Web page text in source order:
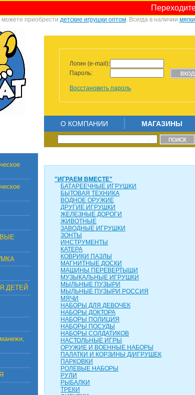
приобрести детские игрушки оптом. Всегда в наличии
Логин (e-mail):
Пароль:
Восстановить пароль
О КОМПАНИИ МАГАЗИНЫ
ДЕТЕЙ
"ИГРАЕМ ВМЕСТЕ"
БАТАРЕЕЧНЫЕ ИГРУШКИ
БЫТОВАЯ ТЕХНИКА
ВОДНОЕ ОРУЖИЕ
ДРУГИЕ ИГРУШКИ
ЖЕЛЕЗНЫЕ ДОРОГИ
ЖИВОТНЫЕ
ЗАВОДНЫЕ ИГРУШКИ
ЗОНТЫ
ИНСТРУМЕНТЫ
КАТЕРА
КОВРИКИ ПАЗЛЫ
МАГНИТНЫЕ ДОСКИ
МАШИНЫ ПЕРЕВЕРТЫШИ
МУЗЫКАЛЬНЫЕ ИГРУШКИ
МЫЛЬНЫЕ ПУЗЫРИ
МЫЛЬНЫЕ ПУЗЫРИ РОССИЯ
МЯЧИ
НАБОРЫ ДЛЯ ДЕВОЧЕК
НАБОРЫ ДОКТОРА
НАБОРЫ ПОЛИЦИЯ
НАБОРЫ ПОСУДЫ
НАБОРЫ СОЛДАТИКОВ
НАСТОЛЬНЫЕ ИГРЫ
ОРУЖИЕ И ВОЕННЫЕ НАБОРЫ
ПАЛАТКИ И КОРЗИНЫ Д/ИГРУШЕК
ПАРКОВКИ
РОЛЕВЫЕ НАБОРЫ
РУЛИ
РЫБАЛКИ
ТРЕКИ